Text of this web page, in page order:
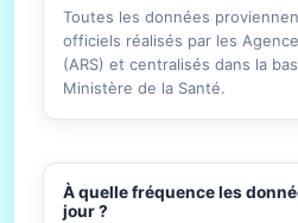
Toutes les données
officiels réalisés par les
(ARS) et centralisés dans la
Ministère de la Santé.
À quelle fréquence les
jour ?